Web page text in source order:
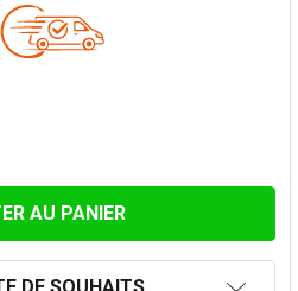
DE RACCORD 80MM À 130MM
LA QUANTITÉ DE RACCORD